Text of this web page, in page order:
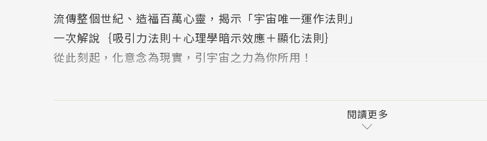
流傳整個世紀、造福百萬心靈，揭示「宇宙唯一運作法則」
一次解說｛吸引力法則＋心理學暗示效應＋顯化法則｝
從此刻起，化意念為現實，引宇宙之力為你所用！
閱讀更多